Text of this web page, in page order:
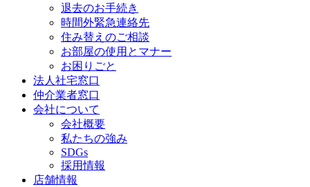
退去のお手続き
時間外緊急連絡先
住み替えのご相談
お部屋の使用とマナー
お困りごと
法人社宅窓口
仲介業者窓口
会社について
会社概要
私たちの強み
SDGs
採用情報
店舗情報